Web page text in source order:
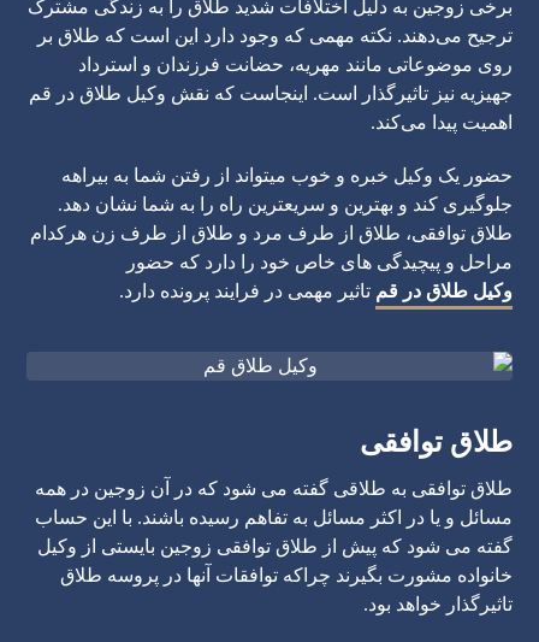
برخی زوجین به دلیل اختلافات شدید طلاق را به زندگی مشترک
ترجیح می‌دهند. نکته مهمی که وجود دارد این است که طلاق بر
روی موضوعاتی مانند مهریه، حضانت فرزندان و استرداد
جهیزیه نیز تاثیرگذار است. اینجاست که نقش وکیل طلاق در قم
اهمیت پیدا می‌کند.
حضور یک وکیل خبره و خوب میتواند از رفتن شما به بیراهه
جلوگیری کند و بهترین و سریعترین راه را به شما نشان دهد.
طلاق توافقی، طلاق از طرف مرد و طلاق از طرف زن هرکدام
مراحل و پیچیدگی های خاص خود را دارد که حضور
وکیل طلاق در قم تاثیر مهمی در فرایند پرونده دارد.
طلاق توافقی
طلاق توافقی به طلاقی گفته می شود که در آن زوجین در همه
مسائل و یا در اکثر مسائل به تفاهم رسیده باشند. با این حساب
گفته می شود که پیش از طلاق توافقی زوجین بایستی از وکیل
خانواده مشورت بگیرند چراکه توافقات آنها در پروسه طلاق
تاثیرگذار خواهد بود.